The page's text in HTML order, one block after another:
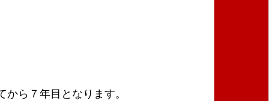
ら７年目となります。